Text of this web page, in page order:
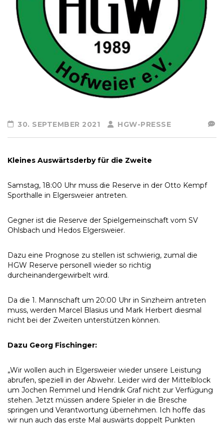
30. SEPTEMBER 2021 HGW-PRESSE
Kleines Auswärtsderby für die Zweite
Samstag, 18:00 Uhr muss die Reserve in der Otto Kempf
Sporthalle in Elgersweier antreten.
Gegner ist die Reserve der Spielgemeinschaft vom SV
Ohlsbach und Hedos Elgersweier.
Dazu eine Prognose zu stellen ist schwierig, zumal die
HGW Reserve personell wieder so richtig
durcheinandergewirbelt wird.
Da die 1. Mannschaft um 20:00 Uhr in Sinzheim antreten
muss, werden Marcel Blasius und Mark Herbert diesmal
nicht bei der Zweiten unterstützen können.
Dazu Georg Fischinger:
„Wir wollen auch in Elgersweier wieder unsere Leistung
abrufen, speziell in der Abwehr. Leider wird der Mittelblock
um Jochen Remmel und Hendrik Graf nicht zur Verfügung
stehen. Jetzt müssen andere Spieler in die Bresche
springen und Verantwortung übernehmen. Ich hoffe das
wir nun auch das erste Mal auswärts doppelt Punkten